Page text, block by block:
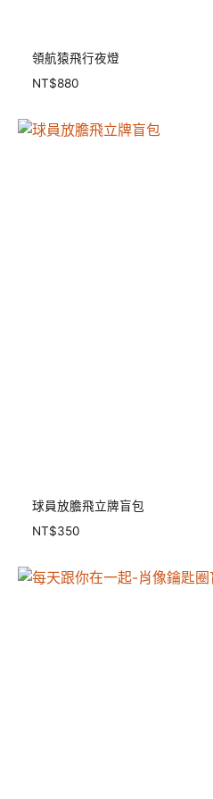
領航猿飛行夜燈
NT$880
球員放膽飛立牌盲包
NT$350